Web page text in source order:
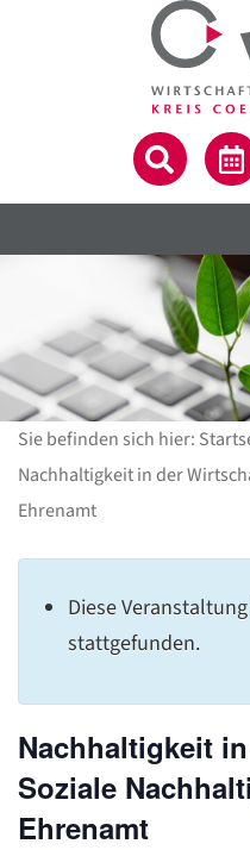
Sie befinden sich hier:
Nachhaltigkeit in der
Ehrenamt
Diese
stattgefunden.
Nachhaltigkeit
Soziale
Ehrenamt